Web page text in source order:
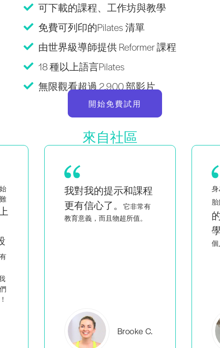
可下載的課程、工作坊與教學
免費可列印的Pilates 清單
由世界級導師提供 Reformer 課程
18 種以上語言Pilates
無限觀看超過 2,900 部影片
開始免費試用
來自社區
身為黑人與同性戀女性的雙胞
胎媽媽，看到像我一樣
的人聰明又熱情地教
Everlea B.